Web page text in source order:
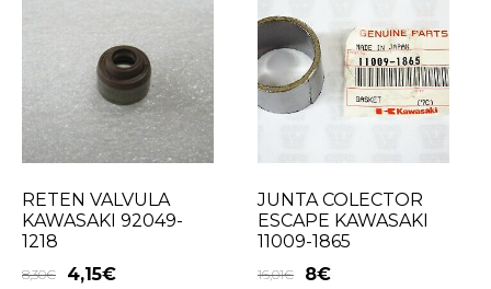
RETEN VALVULA
KAWASAKI 92049-
1218
8,30€ 4,15€
JUNTA COLECTOR
ESCAPE KAWASAKI
11009-1865
16,01€ 8€